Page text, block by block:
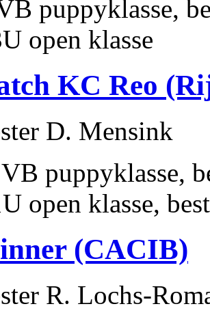
puppyklasse,
open klasse
KC Reo
D. Mensink
puppyklasse,
open klasse,
(CACIB)
R. Lochs-